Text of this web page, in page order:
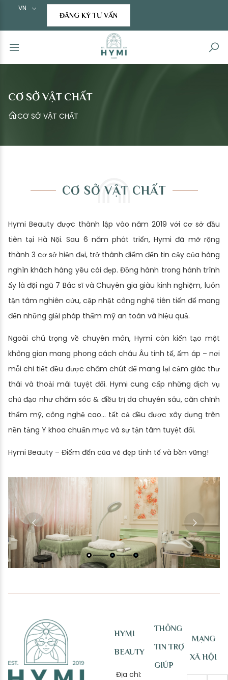
VN
ĐĂNG KÝ TƯ VẤN
CƠ SỞ VẬT CHẤT
CƠ SỞ VẬT CHẤT
CƠ SỞ VẬT CHẤT
Hymi Beauty được thành lập vào năm 2019 với cơ sở đầu
tiên tại Hà Nội. Sau 6 năm phát triển, Hymi đã mở rộng
thành 3 cơ sở hiện đại, trở thành điểm đến tin cậy của hàng
nghìn khách hàng yêu cái đẹp. Đồng hành trong hành trình
ấy là đội ngũ 7 Bác sĩ và Chuyên gia giàu kinh nghiệm, luôn
tận tâm nghiên cứu, cập nhật công nghệ tiên tiến để mang
đến những giải pháp thẩm mỹ an toàn và hiệu quả.
Ngoài chú trọng về chuyên môn, Hymi còn kiến tạo một
không gian mang phong cách châu Âu tinh tế, ấm áp – nơi
mỗi chi tiết đều được chăm chút để mang lại cảm giác thư
thái và thoải mái tuyệt đối. Hymi cung cấp những dịch vụ
chủ đạo như chăm sóc & điều trị da chuyên sâu, căn chỉnh
thẩm mỹ, công nghệ cao… tất cả đều được xây dựng trên
nền tảng Y khoa chuẩn mực và sự tận tâm tuyệt đối.
Hymi Beauty – Điểm đến của vẻ đẹp tinh tế và bền vững!
HYMI
BEAUTY
Địa chỉ:
THÔNG
TIN TRỢ
GIÚP
MẠNG
XÃ HỘI